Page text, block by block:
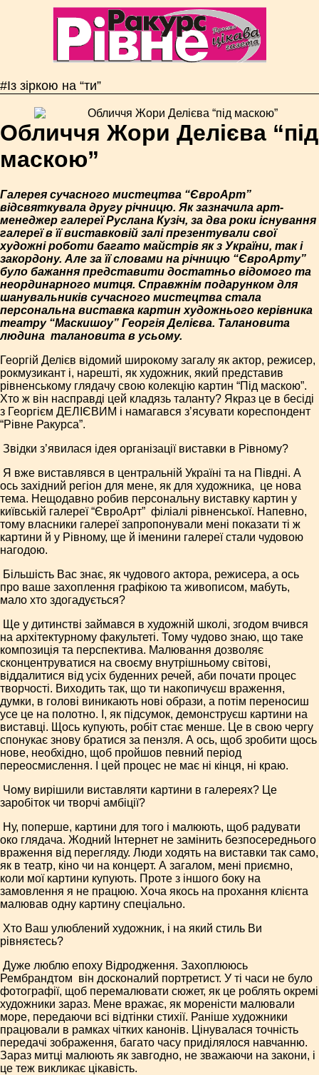
#Із зіркою на “ти”
Обличчя Жори Делієва “під
маскою”
Галерея сучасного мистецтва “Євро­Арт”
відсвяткувала другу річницю. Як зазначила арт­
менеджер галереї Руслана Кузіч, за два роки існування
галереї в її виставковій залі презентували свої
художні роботи багато майстрів як з України, так і
закордону. Але за її словами на річницю “Євро­Арту”
було бажання представити достатньо відомого та
неординарного митця. Справжнім подарунком для
шанувальників сучасного мистецтва стала
персональна виставка картин художнього керівника
театру “Маски­шоу” Георгія Делієва. Талановита
людина ­ талановита в усьому.
Георгій Делієв відомий широкому загалу як актор, режисер,
рок­музикант і, нарешті, як художник, який представив
рівненському глядачу свою колекцію картин “Під маскою”.
Хто ж він насправді цей кладязь таланту? Якраз це в бесіді
з Георгієм ДЕЛІЄВИМ і намагався з’ясувати кореспондент
“Рівне Ракурса”.
­ Звідки з’явилася ідея організації виставки в Рівному?
­ Я вже виставлявся в центральній Україні та на Півдні. А
ось західний регіон для мене, як для художника, ­ це нова
тема. Нещодавно робив персональну виставку картин у
київській галереї “Євро­Арт” ­ філіалі рівненської. Напевно,
тому власники галереї запропонували мені показати ті ж
картини й у Рівному, ще й іменини галереї стали чудовою
нагодою.
­ Більшість Вас знає, як чудового актора, режисера, а ось
про ваше захоплення графікою та живописом, мабуть,
мало хто здогадується?
­ Ще у дитинстві займався в художній школі, згодом вчився
на архітектурному факультеті. Тому чудово знаю, що таке
композиція та перспектива. Малювання дозволяє
сконцентруватися на своєму внутрішньому світові,
віддалитися від усіх буденних речей, аби почати процес
творчості. Виходить так, що ти накопичуєш враження,
думки, в голові виникають нові образи, а потім переносиш
усе це на полотно. І, як підсумок, демонструєш картини на
виставці. Щось купують, робіт стає менше. Це в свою чергу
спонукає знову братися за пензля. А ось, щоб зробити щось
нове, необхідно, щоб пройшов певний період
переосмислення. І цей процес не має ні кінця, ні краю.
­ Чому вирішили виставляти картини в галереях? Це
заробіток чи творчі амбіції?
­ Ну, по­перше, картини для того і малюють, щоб радувати
око глядача. Жодний Інтернет не замінить безпосереднього
враження від перегляду. Люди ходять на виставки так само,
як в театр, кіно чи на концерт. А загалом, мені приємно,
коли мої картини купують. Проте з іншого боку на
замовлення я не працюю. Хоча якось на прохання клієнта
малював одну картину спеціально.
­ Хто Ваш улюблений худож­ник, і на який стиль Ви
рівняєтесь?
­ Дуже люблю епоху Відрод­ження. Захоплююсь
Рембрандтом ­ він досконалий портретист. У ті часи не було
фотографії, щоб перемалювати сюжет, як це роблять окремі
художники зараз. Мене вражає, як мореністи малювали
море, передаючи всі відтінки стихії. Раніше художники
працювали в рамках чітких канонів. Цінувалася точність
передачі зображення, багато часу приділялося навчанню.
Зараз митці малюють як завгодно, не зважаючи на закони, і
це теж вик­ликає цікавість.